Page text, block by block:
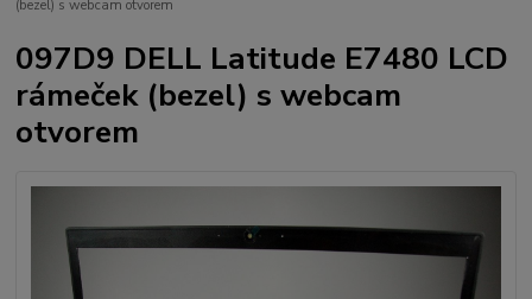
(bezel) s webcam otvorem
097D9 DELL Latitude E7480 LCD
rámeček (bezel) s webcam
otvorem